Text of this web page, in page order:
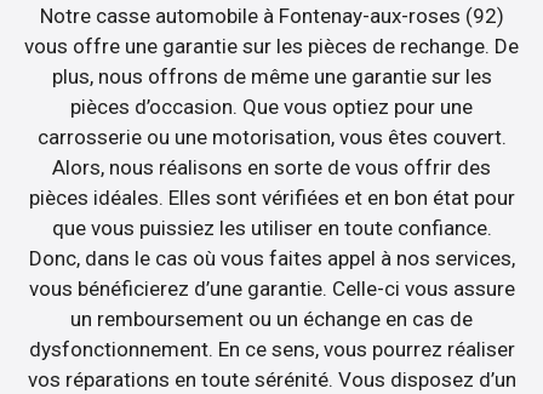
Notre casse automobile à Fontenay-aux-roses (92)
vous offre une garantie sur les pièces de rechange. De
plus, nous offrons de même une garantie sur les
pièces d’occasion. Que vous optiez pour une
carrosserie ou une motorisation, vous êtes couvert.
Alors, nous réalisons en sorte de vous offrir des
pièces idéales. Elles sont vérifiées et en bon état pour
que vous puissiez les utiliser en toute confiance.
Donc, dans le cas où vous faites appel à nos services,
vous bénéficierez d’une garantie. Celle-ci vous assure
un remboursement ou un échange en cas de
dysfonctionnement. En ce sens, vous pourrez réaliser
vos réparations en toute sérénité. Vous disposez d’un